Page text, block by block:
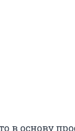
в основу